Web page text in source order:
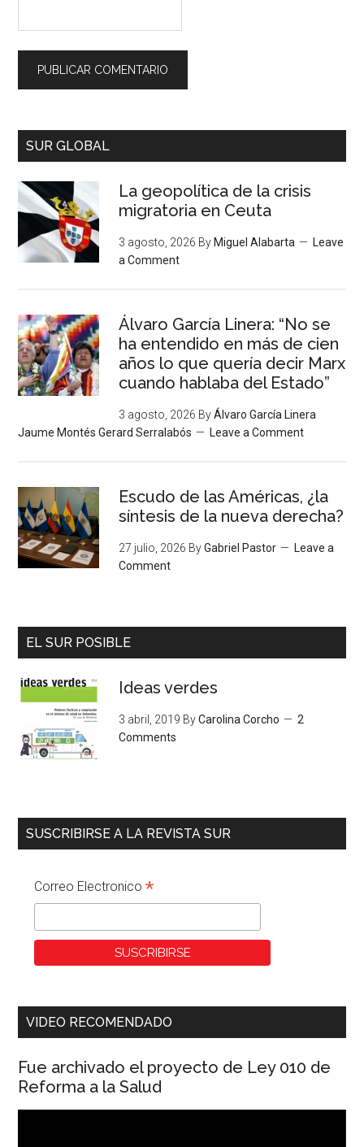
SUR GLOBAL
La geopolítica de la crisis
migratoria en Ceuta
3 agosto, 2026 By Miguel Alabarta
Leave
a Comment
Álvaro García Linera: “No se
ha entendido en más de cien
años lo que quería decir Marx
cuando hablaba del Estado”
3 agosto, 2026 ByÁlvaro García Linera
Jaume Montés Gerard Serralabós
Leave a Comment
Escudo de las Américas, ¿la
síntesis de la nueva derecha?
27 julio, 2026 ByGabriel Pastor
Leave a
Comment
EL SUR POSIBLE
Ideas verdes
3 abril, 2019 ByCarolina Corcho
2
Comments
SUSCRIBIRSE A LA REVISTA SUR
Correo Electronico*
VIDEO RECOMENDADO
Fue archivado el proyecto de Ley 010 de
Reforma a la Salud